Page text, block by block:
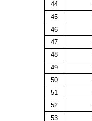
44
45
46
47
48
49
50
51
52
53